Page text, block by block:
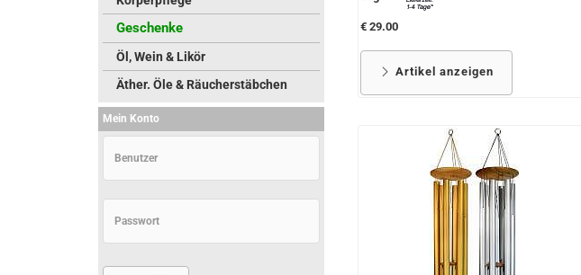
€ 29.00
Artikel anzeigen
Geschenke
Öl, Wein & Likör
Äther. Öle & Räucherstäbchen
Mein Konto